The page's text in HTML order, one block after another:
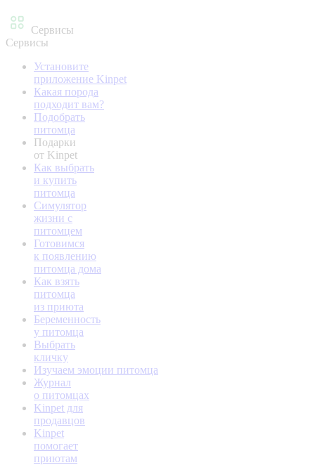
Сервисы
Сервисы
Установите
приложение Kinpet
Какая порода
подходит вам?
Подобрать
питомца
Подарки
от Kinpet
Как выбрать
и купить
питомца
Симулятор
жизни с
питомцем
Готовимся
к появлению
питомца дома
Как взять
питомца
из приюта
Беременность
у питомца
Выбрать
кличку
Изучаем эмоции питомца
Журнал
о питомцах
Kinpet для
продавцов
Kinpet
помогает
приютам